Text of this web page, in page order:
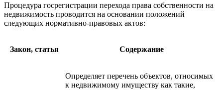
Процедура госрегистрации перехода права собственности на
недвижимость проводится на основании положений
следующих нормативно-правовых актов:
Закон, статья Содержание
Определяет перечень объектов, относимых
к недвижимому имуществу как такие,